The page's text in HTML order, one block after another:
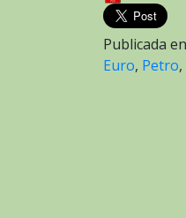
Publicada en
Euro, Petro,